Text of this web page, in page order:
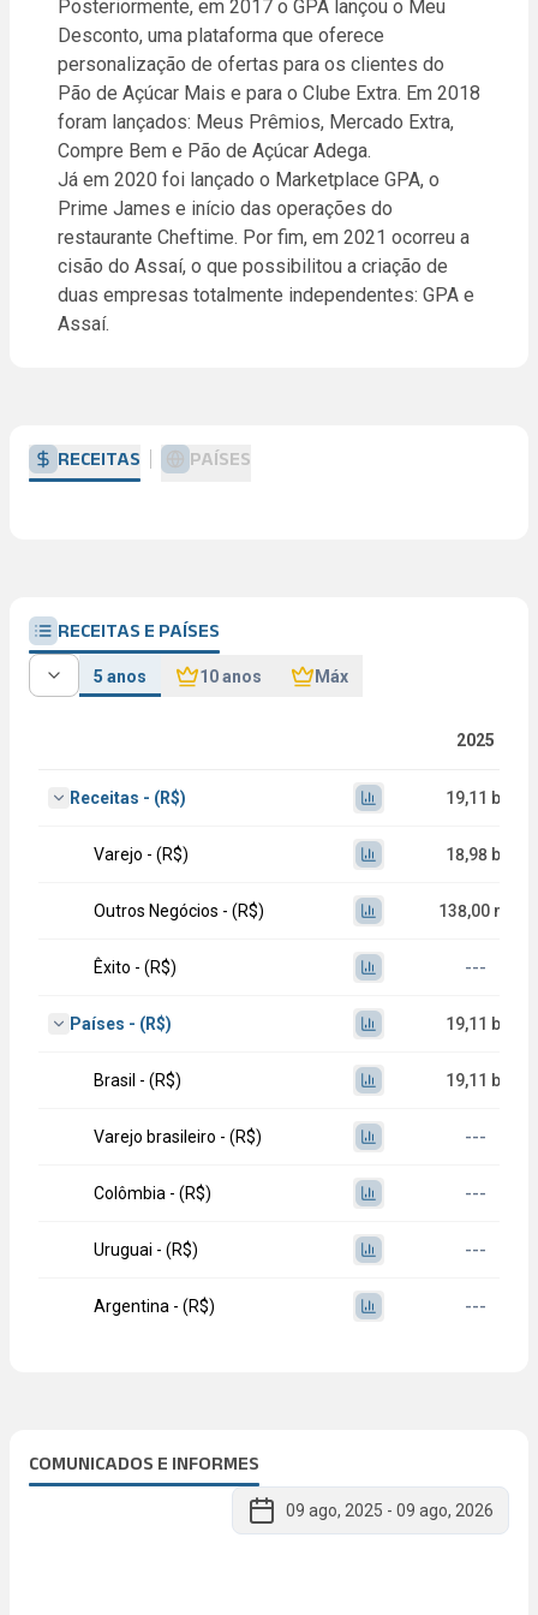
Posteriormente, em 2017 o GPA lançou o Meu
Desconto, uma plataforma que oferece
personalização de ofertas para os clientes do
Pão de Açúcar Mais e para o Clube Extra. Em 2018
foram lançados: Meus Prêmios, Mercado Extra,
Compre Bem e Pão de Açúcar Adega.
Já em 2020 foi lançado o Marketplace GPA, o
Prime James e início das operações do
restaurante Cheftime. Por fim, em 2021 ocorreu a
cisão do Assaí, o que possibilitou a criação de
duas empresas totalmente independentes: GPA e
Assaí.
RECEITAS PAÍSES
RECEITAS E PAÍSES
5 anos 10 anos Máx
2025
Receitas - (R$) 19,11 bi
Varejo - (R$) 18,98 bi
Outros Negócios - (R$) 138,00 mi
Êxito - (R$) ---
Países - (R$) 19,11 bi
Brasil - (R$) 19,11 bi
Varejo brasileiro - (R$) ---
Colômbia - (R$) ---
Uruguai - (R$) ---
Argentina - (R$) ---
COMUNICADOS E INFORMES
09 ago, 2025 - 09 ago, 2026